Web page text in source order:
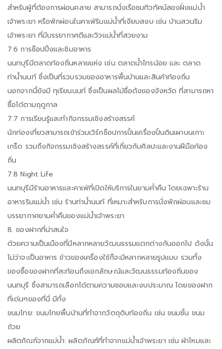
สำหรับผู้ที่ต้องการผ่อนคลาย สามารถนั่งเรือชมทิวทัศน์สองฝั่งแม่น้ำ
เจ้าพระยา หรือพักผ่อนในคาเฟ่ริมแม่น้ำที่เงียบสงบ เช่น บ้านสวนริม
เจ้าพระยา ที่มีบรรยากาศดีและวิวแม่น้ำที่สวยงาม
7.6 การช็อปปิ้งและชิมอาหาร
นนทบุรีมีตลาดท้องถิ่นหลายแห่ง เช่น ตลาดน้ำไทรน้อย และ ตลาด
ท่าน้ำนนท์ ซึ่งเป็นที่รวบรวมของอาหารพื้นบ้านและสินค้าท้องถิ่น
นอกจากนี้ยังมี ทุเรียนนนท์ ซึ่งเป็นผลไม้ชื่อดังของจังหวัด ที่สามารถหา
ซื้อได้ตามฤดูกาล
7.7 การเรียนรู้และทำกิจกรรมเชิงสร้างสรรค์
นักท่องเที่ยวสามารถเข้าร่วมเวิร์กช็อปการปั้นเครื่องปั้นดินเผาบนเกาะ
เกร็ด รวมถึงกิจกรรมเชิงสร้างสรรค์ที่เกี่ยวกับศิลปะและงานฝีมือท้อง
ถิ่น
7.8 Night Life
นนทบุรีมีร้านอาหารและคาเฟ่ที่เปิดให้บริการในยามค่ำคืน โดยเฉพาะร้าน
อาหารริมแม่น้ำ เช่น ร้านท่าน้ำนนท์ ที่เหมาะสำหรับการนั่งพักผ่อนและชม
บรรยากาศยามค่ำคืนของแม่น้ำเจ้าพระยา
8. ของฝากที่น่าสนใจ
ด้วยความเป็นเมืองที่มีหลากหลายวัฒนธรรมแตกต่างกันออกไป ดังนั้น
ไม่ว่าจะเป็นอาหาร ข้าวของเครื่องใช้ก็จะมีหลากหลายรูปแบบ รวมทั้ง
ของซื้อของฝากที่สะท้อนถึงเอกลักษณ์และวัฒนธรรมท้องถิ่นของ
นนทบุรี ซึ่งสามารถเลือกได้ตามความชอบและงบประมาณ โดยของฝาก
ที่เด่นๆของที่นี่ มีทั้ง
ขนมไทย: ขนมไทยพื้นบ้านที่ทำจากวัตถุดิบท้องถิ่น เช่น ขนมชั้น ขนม
ถ้วย
ผลิตภัณฑ์จากแม่น้ำ: ผลิตภัณฑ์ที่ทำจากแม่น้ำเจ้าพระยา เช่น ผ้าไหมและ